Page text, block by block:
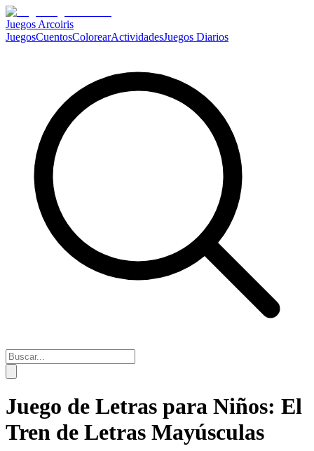
Juegos Arcoiris
JuegosCuentosColorearActividadesJuegos Diarios
Juego de Letras para Niños: El
Tren de Letras Mayúsculas